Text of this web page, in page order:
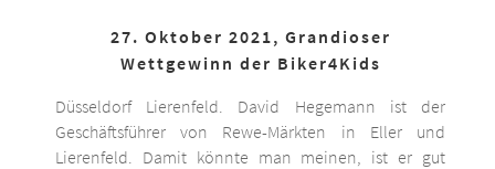
27. Oktober 2021, Grandioser
Wettgewinn der Biker4Kids
Düsseldorf Lierenfeld. David Hegemann ist der
Geschäftsführer von Rewe-Märkten in Eller und
Lierenfeld. Damit könnte man meinen, ist er gut